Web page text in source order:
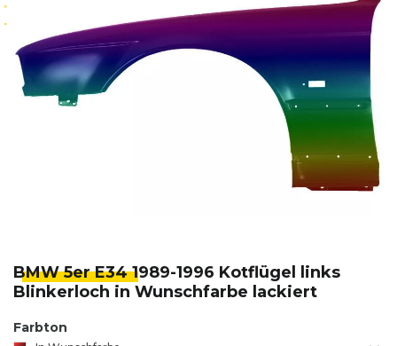
BMW 5er E34 1989-1996 Kotflügel links
Blinkerloch in Wunschfarbe lackiert
Farbton